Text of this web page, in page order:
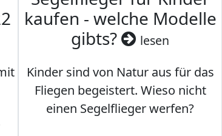
kaufen - welche Modelle
gibts?
lesen
Kinder sind von Natur aus für das
Fliegen begeistert. Wieso nicht
einen Segelflieger werfen?